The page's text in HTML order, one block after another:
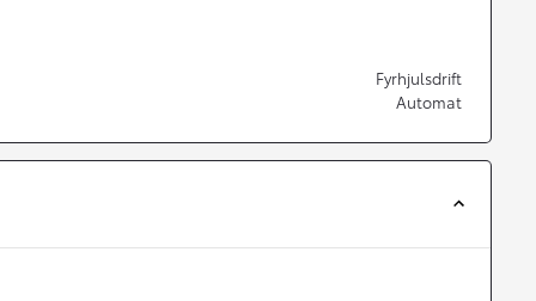
Från 350 900 kr
Från 3 450 kr/mån
Nya GR GT
Fyrhjulsdrift
Automat